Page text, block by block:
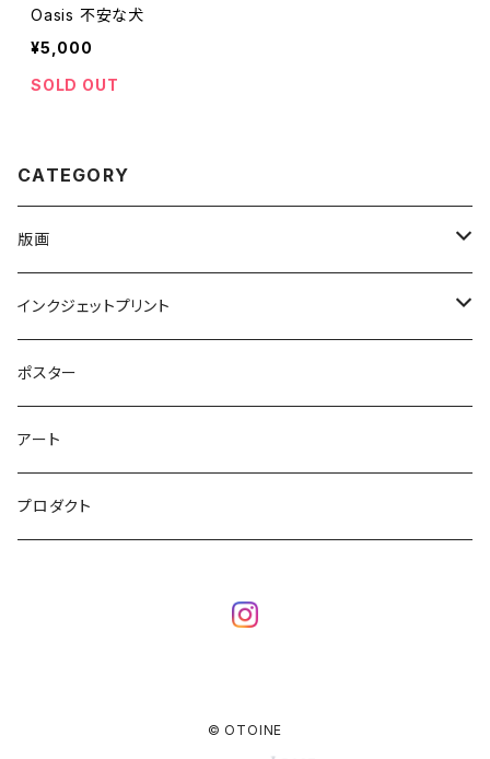
Oasis 不安な犬
¥5,000
SOLD OUT
CATEGORY
版画
シルクスクリーン
シルクスクリーンアート
シルクスクリーングッズ
銅版画
リトグラフ
木版画
インクジェットプリント
オフセットプリント
ポスター
アート
プロダクト
© OTOINE